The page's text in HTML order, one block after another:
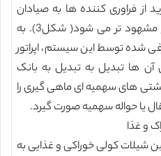
فراوری کننده ها به صیادان
شده است این مسئله به وضوح مشهود تر می شود( شکل3). به
شده توسط این سیستم، اپراتور
ها تبدیل به تبدیل به بانک
های سهمیه ای ماهی گیری را
یا حواله سهمیه صورت گیرد.
و غذا
شیلات کولی خوراکی و غذایی به